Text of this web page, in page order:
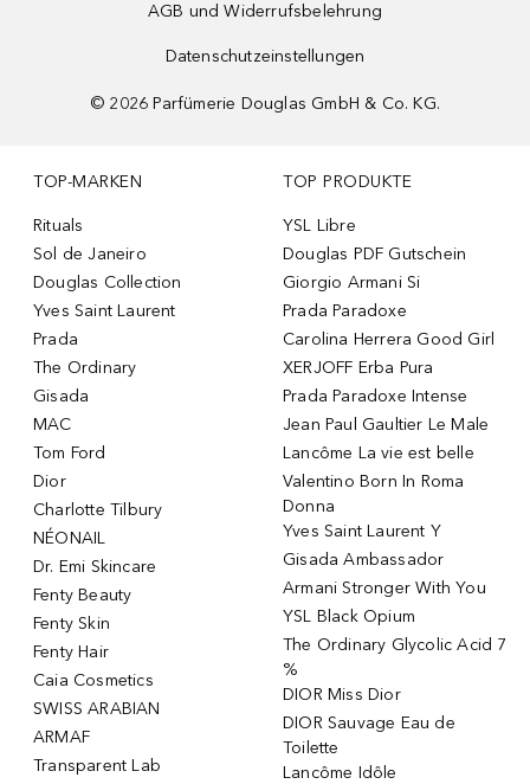
AGB und Widerrufsbelehrung
Datenschutzeinstellungen
© 2026 Parfümerie Douglas GmbH & Co. KG.
TOP-MARKEN
Rituals
Sol de Janeiro
Douglas Collection
Yves Saint Laurent
Prada
The Ordinary
Gisada
MAC
Tom Ford
Dior
Charlotte Tilbury
NÉONAIL
Dr. Emi Skincare
Fenty Beauty
Fenty Skin
Fenty Hair
Caia Cosmetics
SWISS ARABIAN
ARMAF
Transparent Lab
TOP PRODUKTE
YSL Libre
Douglas PDF Gutschein
Giorgio Armani Si
Prada Paradoxe
Carolina Herrera Good Girl
XERJOFF Erba Pura
Prada Paradoxe Intense
Jean Paul Gaultier Le Male
Lancôme La vie est belle
Valentino Born In Roma
Donna
Yves Saint Laurent Y
Gisada Ambassador
Armani Stronger With You
YSL Black Opium
The Ordinary Glycolic Acid 7
%
DIOR Miss Dior
DIOR Sauvage Eau de
Toilette
Lancôme Idôle